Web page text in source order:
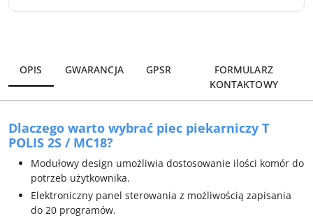
OPIS GWARANCJA GPSR
FORMULARZ
KONTAKTOWY
Dlaczego warto wybrać piec piekarniczy T
POLIS 2S / MC18?
Modułowy design umożliwia dostosowanie ilości komór do
potrzeb użytkownika.
Elektroniczny panel sterowania z możliwością zapisania
do 20 programów.